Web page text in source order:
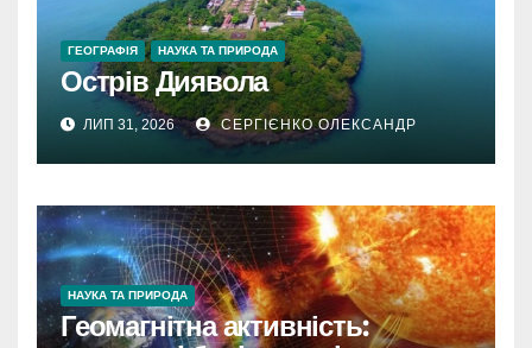
ГЕОГРАФІЯ НАУКА ТА ПРИРОДА
Острів Диявола
ЛИП 31, 2026 СЕРГІЄНКО ОЛЕКСАНДР
НАУКА ТА ПРИРОДА
Геомагнітна активність: